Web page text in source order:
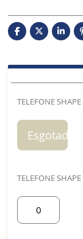
do
agrupado
TELEFONE
Esgotado
TELEFONE